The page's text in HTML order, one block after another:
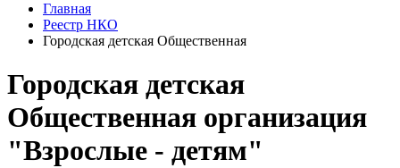
Главная
Реестр НКО
Городская детская Общественная
Городская детская
Общественная организация
"Взрослые - детям"